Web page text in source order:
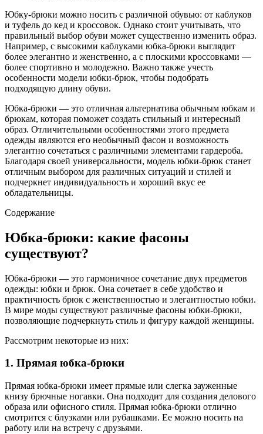
Юбку-брюки можно носить с различной обувью: от каблуков
и туфель до кед и кроссовок. Однако стоит учитывать, что
правильный выбор обуви может существенно изменить образ.
Например, с высокими каблуками юбка-брюки выглядит
более элегантно и женственно, а с плоскими кроссовками —
более спортивно и молодежно. Важно также учесть
особенности модели юбки-брюк, чтобы подобрать
подходящую длину обуви.
Юбка-брюки — это отличная альтернатива обычным юбкам и
брюкам, которая поможет создать стильный и интересный
образ. Отличительными особенностями этого предмета
одежды являются его необычный фасон и возможность
элегантно сочетаться с различными элементами гардероба.
Благодаря своей универсальности, модель юбки-брюк станет
отличным выбором для различных ситуаций и стилей и
подчеркнет индивидуальность и хороший вкус ее
обладательницы.
Содержание
Юбка-брюки: какие фасоны
существуют?
Юбка-брюки — это гармоничное сочетание двух предметов
одежды: юбки и брюк. Она сочетает в себе удобство и
практичность брюк с женственностью и элегантностью юбки.
В мире моды существуют различные фасоны юбки-брюки,
позволяющие подчеркнуть стиль и фигуру каждой женщины.
Рассмотрим некоторые из них:
1. Прямая юбка-брюки
Прямая юбка-брюки имеет прямые или слегка зауженные
книзу брючные ногавки. Она подходит для создания делового
образа или офисного стиля. Прямая юбка-брюки отлично
смотрится с блузками или рубашками. Ее можно носить на
работу или на встречу с друзьями.